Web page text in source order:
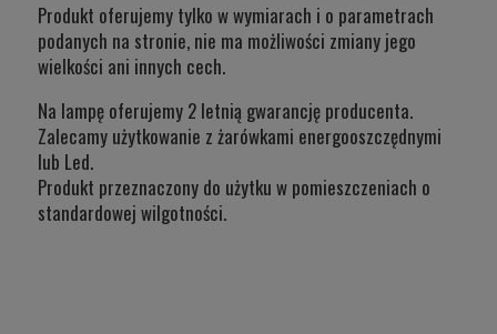
Produkt oferujemy tylko w wymiarach i o parametrach
podanych na stronie, nie ma możliwości zmiany jego
wielkości ani innych cech.
Na lampę oferujemy 2 letnią gwarancję producenta.
Zalecamy użytkowanie z żarówkami energooszczędnymi
lub Led.
Produkt przeznaczony do użytku w pomieszczeniach o
standardowej wilgotności.